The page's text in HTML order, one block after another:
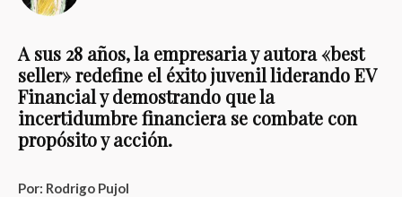
A sus 28 años, la empresaria y autora «best
seller» redefine el éxito juvenil liderando EV
Financial y demostrando que la
incertidumbre financiera se combate con
propósito y acción.
Por: Rodrigo Pujol